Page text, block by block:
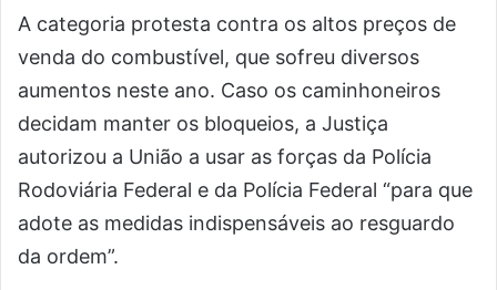
A categoria protesta contra os altos preços de
venda do combustível, que sofreu diversos
aumentos neste ano. Caso os caminhoneiros
decidam manter os bloqueios, a Justiça
autorizou a União a usar as forças da Polícia
Rodoviária Federal e da Polícia Federal “para que
adote as medidas indispensáveis ao resguardo
da ordem”.